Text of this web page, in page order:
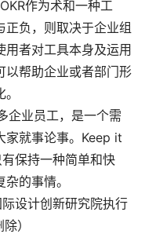
负，则取决于企业组
用者对工具本身及运用
以帮助企业或者部门形
家就事论事。Keep it
保持一种简单和快
的事情。
）